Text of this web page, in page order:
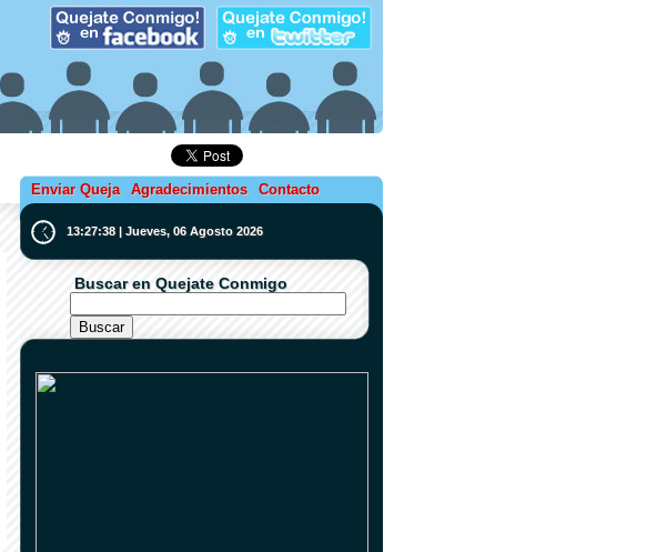
Enviar Queja Agradecimientos Contacto
13:27:39 | Jueves, 06 Agosto 2026
Buscar en Quejate Conmigo